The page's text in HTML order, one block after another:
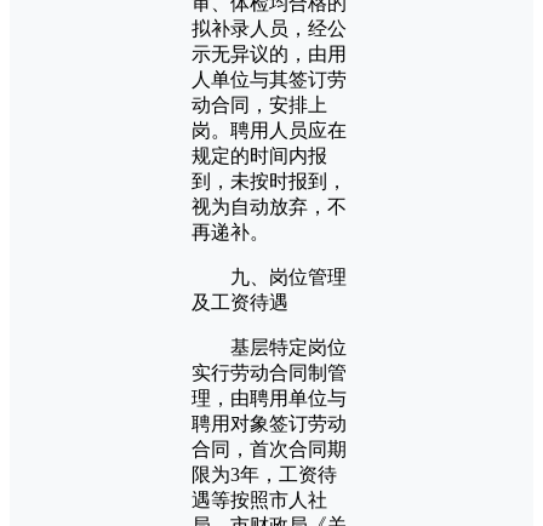
拟补录人员，经公
示无异议的，由用
人单位与其签订劳
动合同，安排上
岗。聘用人员应在
规定的时间内报
到，未按时报到，
视为自动放弃，不
再递补。
九、岗位管理
及工资待遇
基层特定岗位
实行劳动合同制管
理，由聘用单位与
聘用对象签订劳动
合同，首次合同期
限为3年，工资待
遇等按照市人社